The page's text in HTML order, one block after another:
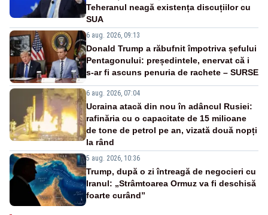
Teheranul neagă existența discuțiilor cu
SUA
6 aug. 2026, 09:13
Donald Trump a răbufnit împotriva șefului
Pentagonului: președintele, enervat că i
s-ar fi ascuns penuria de rachete – SURSE
6 aug. 2026, 07:04
Ucraina atacă din nou în adâncul Rusiei:
rafinăria cu o capacitate de 15 milioane
de tone de petrol pe an, vizată două nopți
la rând
5 aug. 2026, 10:36
Trump, după o zi întreagă de negocieri cu
Iranul: „Strâmtoarea Ormuz va fi deschisă
foarte curând”